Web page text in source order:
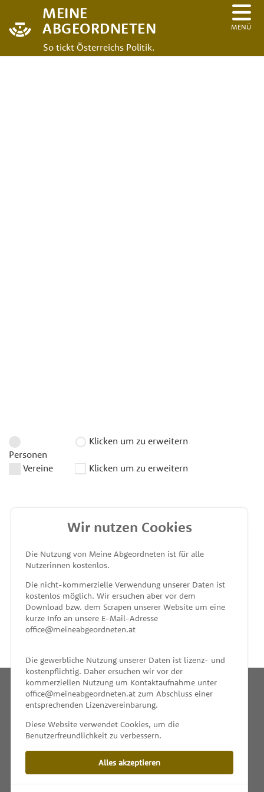
MEINE
ABGEORDNETEN
So tickt Österreichs Politik.
MENÜ
Personen
Klicken um zu erweitern
Vereine Klicken um zu erweitern
MEINE ABGEORDNETEN
unterstützt von
IMPRESSUM & KONTAKT
Wir nutzen Cookies
Die Nutzung von Meine Abgeordneten ist für alle
Nutzerinnen kostenlos.
Die nicht-kommerzielle Verwendung unserer Daten ist
kostenlos möglich. Wir ersuchen aber vor dem
Download bzw. dem Scrapen unserer Website um eine
kurze Info an unsere E-Mail-Adresse
office@meineabgeordneten.at
Die gewerbliche Nutzung unserer Daten ist lizenz- und
kostenpflichtig. Daher ersuchen wir vor der
kommerziellen Nutzung um Kontaktaufnahme unter
office@meineabgeordneten.at zum Abschluss einer
entsprechenden Lizenzvereinbarung.
Diese Website verwendet Cookies, um die
Benutzerfreundlichkeit zu verbessern.
Alles akzeptieren